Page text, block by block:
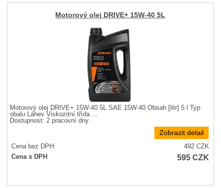
Motorový olej DRIVE+ 15W-40 5L
Motorový olej DRIVE+ 15W-40 5L SAE 15W-40 Obsah [litr] 5 l Typ
obalu Láhev Viskozitní třída ...
Dostupnost:2 pracovní dny
Zobrazit detail
Cena bez DPH: 492CZK
Cena s DPH
595CZK